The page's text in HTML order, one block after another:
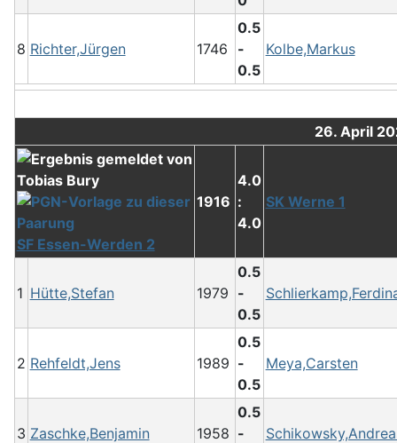
8 Richter,Jürgen 1746
0.5
-
0.5
Kolbe,Markus
26. April
SF Essen-Werden 2
1916
4.0
:
4.0
SK Werne 1
1 Hütte,Stefan 1979
0.5
-
0.5
2 Rehfeldt,Jens 1989
0.5
-
0.5
Meya,Carsten
3 Zaschke,Benjamin 1958
0.5
-